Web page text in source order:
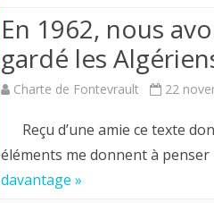
En 1962, nous
gardé les
Charte de Fontevrault 22
Reçu d’une amie ce texte
éléments me donnent à
davantage »